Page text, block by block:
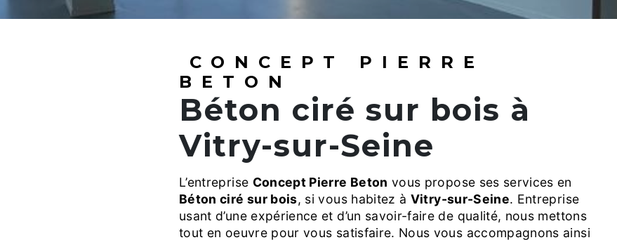
CONCEPT PIERRE
BETON
Béton ciré sur bois à
Vitry-sur-Seine
L’entreprise Concept Pierre Beton vous propose ses services en
Béton ciré sur bois, si vous habitez à Vitry-sur-Seine. Entreprise
usant d’une expérience et d’un savoir-faire de qualité, nous mettons
tout en oeuvre pour vous satisfaire. Nous vous accompagnons ainsi